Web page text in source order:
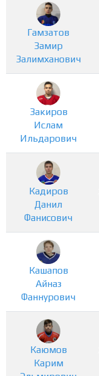
Гамзатов
Замир
Залимханович
Закиров
Ислам
Ильдарович
Кадиров
Данил
Фанисович
Кашапов
Айназ
Фаннурович
Каюмов
Карим